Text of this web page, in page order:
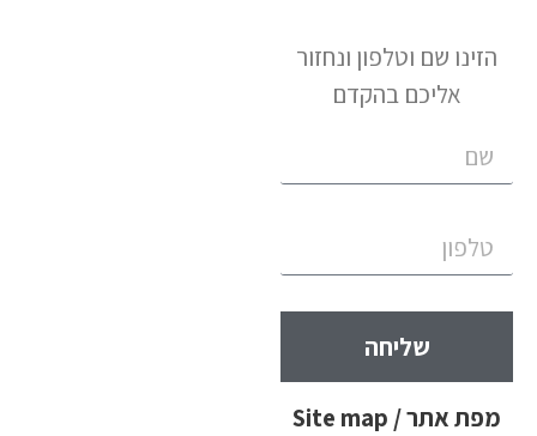
הזינו שם וטלפון ונחזור
אליכם בהקדם
שליחה
מפת אתר / Site map